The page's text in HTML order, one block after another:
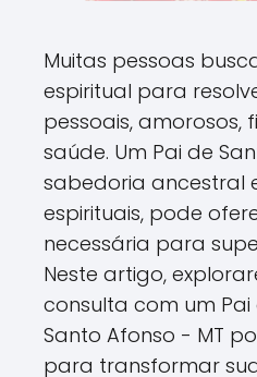
Muitas pessoas
espiritual para
pessoais, amorosos,
saúde. Um Pai de
sabedoria ancestral
espirituais, pode
necessária para
Neste artigo,
consulta com um Pai
Santo Afonso - MT
para transformar